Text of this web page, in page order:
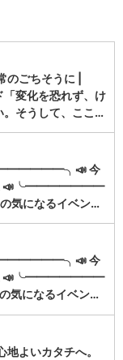
ごちそうに |
変化を恐れず、け
。そうして、ここ…
今
選 📣╰━━━━━━━
になるイベン…
今
選 📣╰━━━━━━━
になるイベン…
よいカタチへ。